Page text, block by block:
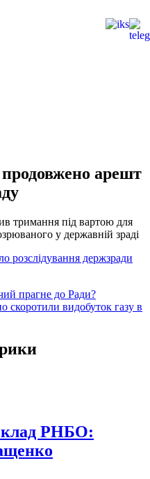
арешт
тримання під вартою для
у державній зраді
розслідування держзради
прагне до Ради?
скоротили видобуток газу в
РНБО: